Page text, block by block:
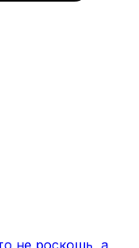
не роскошь, а